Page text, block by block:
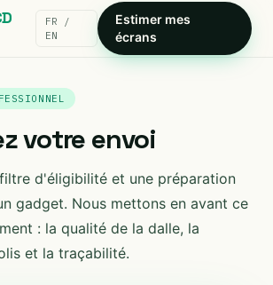
FR /
EN
Estimer mes
écrans
votre envoi
d'éligibilité et une préparation
gadget. Nous mettons en avant ce
: la qualité de la dalle, la
et la traçabilité.